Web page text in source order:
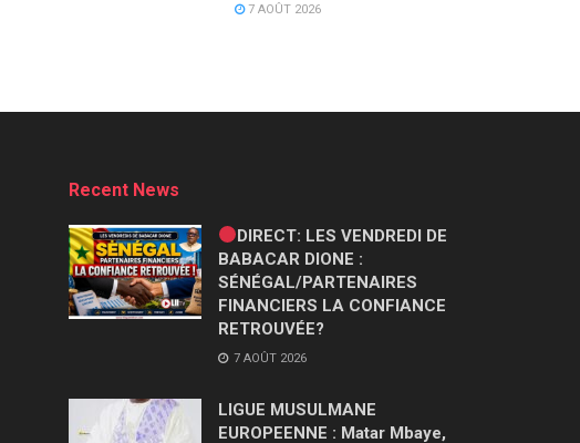
7 AOÛT 2026
Recent News
DIRECT: LES VENDREDI DE
BABACAR DIONE :
SÉNÉGAL/PARTENAIRES
FINANCIERS LA CONFIANCE
RETROUVÉE?
7 AOÛT 2026
LIGUE MUSULMANE
EUROPEENNE : Matar Mbaye,